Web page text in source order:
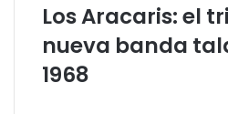
Los Aracaris: el
nueva banda
1968